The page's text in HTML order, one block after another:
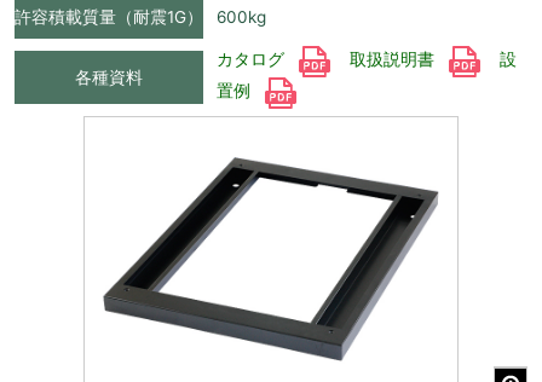
許容積載質量（耐震1G） 600kg
各種資料
カタログ 取扱説明書
設
置例